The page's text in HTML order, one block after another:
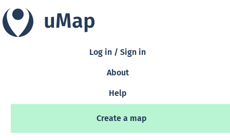
uMap
Log in / Sign in
About
Help
Create a map